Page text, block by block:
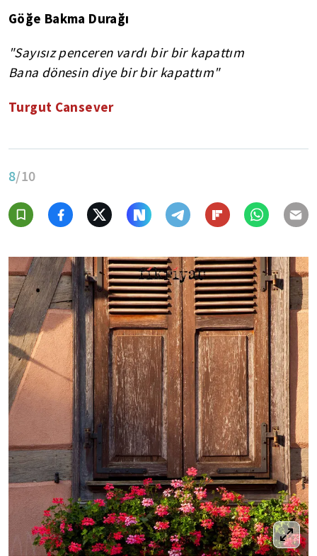
Göğe Bakma Durağı
"Sayısız penceren vardı bir bir kapattım
Bana dönesin diye bir bir kapattım"
Turgut Cansever
8/10